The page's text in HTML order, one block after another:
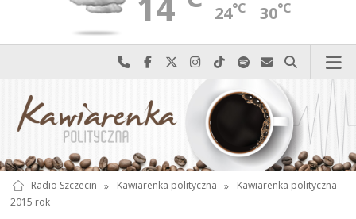
24°C 30°C
Najlepiej po prostu do nas zadzwoń
Odwiedź nas na Facebook-u
Odwiedź nas na X
Odwiedź nas na Instagram-ie
Odwiedź nas na TikTok-u
Szukaj nas na Spotify
Wyślij do nas
Szukaj
Radio Szczecin » Kawiarenka polityczna »
Kawiarenka polityczna -
2015 rok